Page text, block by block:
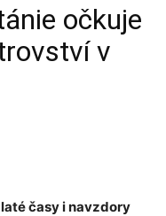
očkuje
v
časy i navzdory